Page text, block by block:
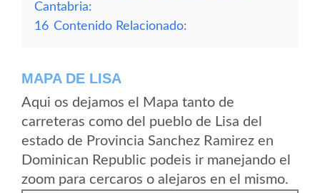
Cantabria:
16 Contenido Relacionado:
MAPA DE LISA
Aqui os dejamos el Mapa tanto de
carreteras como del pueblo de Lisa del
estado de Provincia Sanchez Ramirez en
Dominican Republic podeis ir manejando el
zoom para cercaros o alejaros en el mismo.